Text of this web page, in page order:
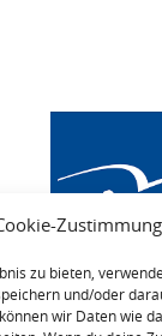
zu bieten,
und/oder
wir Daten wie